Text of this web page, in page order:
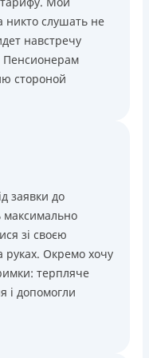
в день для нових
(після цього діє
ІПН, номер
7. Розглядаються
картку відразу
про надання
клієнтам на
лояльності
клієнтів
Facebook
никто слушать не
навстречу
Пенсионерам
стороной
заявки до
максимально
зі своєю
Окремо хочу
терпляче
і допомогли